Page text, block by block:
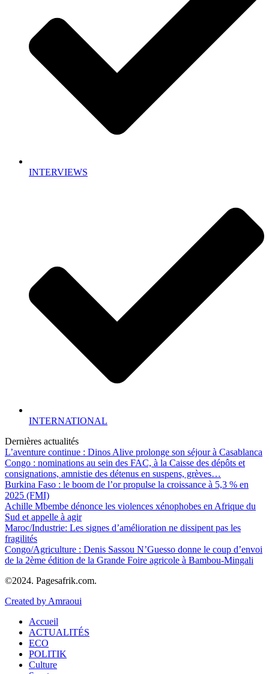
INTERVIEWS
INTERNATIONAL
Dernières actualités
L’aventure continue : Dinos Alive prolonge son séjour à Casablanca
Congo : nominations au sein des FAC, à la Caisse des dépôts et
consignations, amnistie des détenus en suspens, grèves…
Burkina Faso : le boom de l’or propulse la croissance à 5,3 % en
2025 (FMI)
Achille Mbembe dénonce les violences xénophobes en Afrique du
Sud et appelle à agir
Maroc/Industrie: Les signes d’amélioration ne dissipent pas les
fragilités
Congo/Agriculture : Denis Sassou N’Guesso donne le coup d’envoi
de la 2ème édition de la Grande Foire agricole à Bambou-Mingali
©2024. Pagesafrik.com.
Created by Amraoui
Accueil
ACTUALITÉS
ECO
POLITIK
Culture